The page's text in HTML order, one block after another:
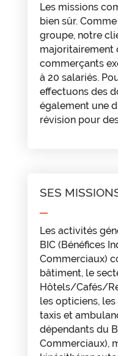
Les missions
bien sûr.
groupe, notre
majoritairement
commerçants
à 20 salariés.
effectuons des
également une
révision pour
SES
Les activités
BIC (Bénéfices
Commerciaux)
bâtiment, le
Hôtels/Cafés/
les opticiens,
taxis et
dépendants du
Commerciaux),